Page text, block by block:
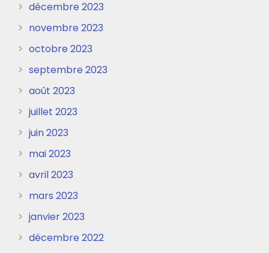
décembre 2023
novembre 2023
octobre 2023
septembre 2023
août 2023
juillet 2023
juin 2023
mai 2023
avril 2023
mars 2023
janvier 2023
décembre 2022